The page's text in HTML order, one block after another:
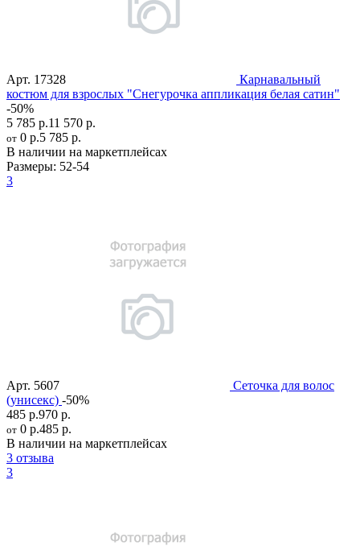
Арт. 17328
Карнавальный
костюм для взрослых "Снегурочка аппликация белая сатин"
-50%
5 785 р.11 570 р.
от 0 р.5 785 р.
В наличии на маркетплейсах
Размеры: 52-54
3
Арт. 5607
Сеточка для волос
(унисекс) -50%
485 р.970 р.
от 0 р.485 р.
В наличии на маркетплейсах
3 отзыва
3